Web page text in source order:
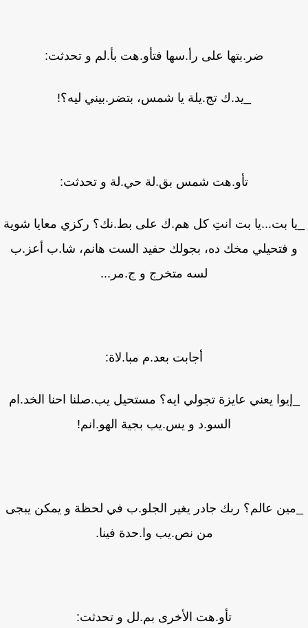
ضر.بتها على رأ.سها فتأو.هت بأ.لم و تحدثت:
_يد.ك تج.يلة يا شمس، بتضر.بيني ليه؟!
تأو.هت شمس بق.لة حي.لة و تحدثت:
بت...يا بت انتِ كل هم.ك على بط.نك؟ ركزي معايا شوية
فتحيلي مخك ده، بجولك حفيد الست هانم، شا.ب أعز.ب
لسه متخرج و ج.مر...
أجابت بعد.م مبا.لاة:
يعني عايزة تجولي ايه؟ مستحيل يب.صلنا احنا الخد.ام
السو.د و يس.يب بجية الهو.انم!
عالم؟ ربك جادر يغير الجلو.ب في لحظة و يمكن يبجى
من نص.يب وا.حدة فينا.
تأو.هت الأخرى بم.لل و تحدثت: